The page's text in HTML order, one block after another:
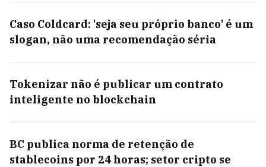
Caso Coldcard: 'seja seu próprio banco' é um
slogan, não uma recomendação séria
Tokenizar não é publicar um contrato
inteligente no blockchain
BC publica norma de retenção de
stablecoins por 24 horas; setor cripto se